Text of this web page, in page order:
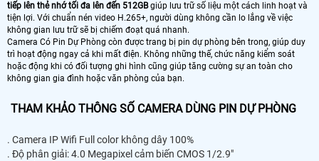
tiếp lên thẻ nhớ tối đa lên đến 512GBgiúp lưu trữ số liệu một cách linh hoạt và
tiện lợi. Với chuẩn nén video H.265+, người dùng không cần lo lắng về việc
không gian lưu trữ sẽ bị chiếm đoạt quá nhanh.
Camera Có Pin Dự Phòng còn được trang bị pin dự phòng bên trong, giúp duy
trì hoạt động ngay cả khi mất điện. Không những thế, chức năng kiểm soát
hoặc động khi có đối tượng ghi hình cũng giúp tăng cường sự an toàn cho
không gian gia đình hoặc văn phòng của bạn.
THAM KHẢO THÔNG SỐ CAMERA DÙNG PIN DỰ PHÒNG
. Camera IP Wifi Full color không dây 100%
. Độ phân giải: 4.0 Megapixel cảm biến CMOS 1/2.9"